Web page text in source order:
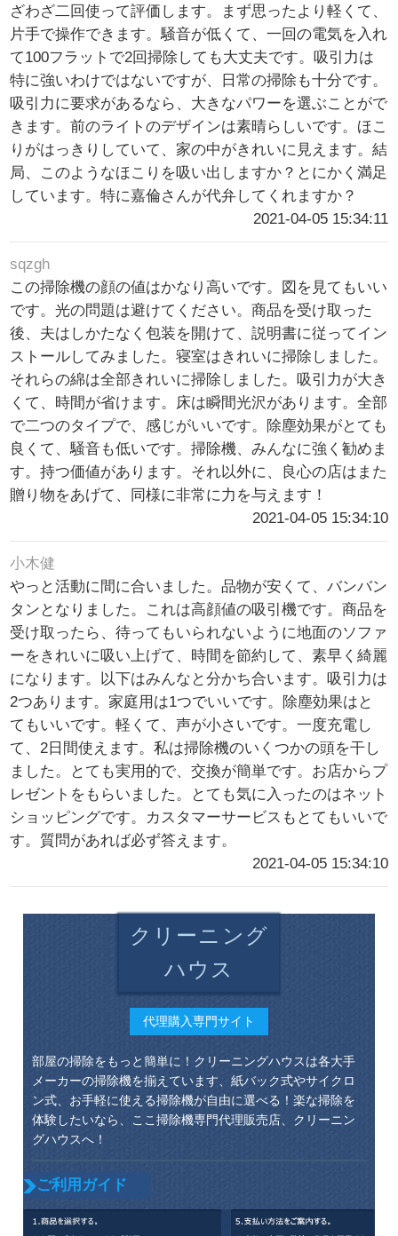
ざわざ二回使って評価します。まず思ったより軽くて、
片手で操作できます。騒音が低くて、一回の電気を入れ
て100フラットで2回掃除しても大丈夫です。吸引力は
特に強いわけではないですが、日常の掃除も十分です。
吸引力に要求があるなら、大きなパワーを選ぶことがで
きます。前のライトのデザインは素晴らしいです。ほこ
りがはっきりしていて、家の中がきれいに見えます。結
局、このようなほこりを吸い出しますか？とにかく満足
しています。特に嘉倫さんが代弁してくれますか？
2021-04-05 15:34:11
sqzgh
この掃除機の顔の値はかなり高いです。図を見てもいい
です。光の問題は避けてください。商品を受け取った
後、夫はしかたなく包装を開けて、説明書に従ってイン
ストールしてみました。寝室はきれいに掃除しました。
それらの綿は全部きれいに掃除しました。吸引力が大き
くて、時間が省けます。床は瞬間光沢があります。全部
で二つのタイプで、感じがいいです。除塵効果がとても
良くて、騒音も低いです。掃除機、みんなに強く勧めま
す。持つ価値があります。それ以外に、良心の店はまた
贈り物をあげて、同様に非常に力を与えます！
2021-04-05 15:34:10
小木健
やっと活動に間に合いました。品物が安くて、バンバン
タンとなりました。これは高顔値の吸引機です。商品を
受け取ったら、待ってもいられないように地面のソファ
ーをきれいに吸い上げて、時間を節約して、素早く綺麗
になります。以下はみんなと分かち合います。吸引力は
2つあります。家庭用は1つでいいです。除塵効果はと
てもいいです。軽くて、声が小さいです。一度充電し
て、2日間使えます。私は掃除機のいくつかの頭を干し
ました。とても実用的で、交換が簡単です。お店からプ
レゼントをもらいました。とても気に入ったのはネット
ショッピングです。カスタマーサービスもとてもいいで
す。質問があれば必ず答えます。
2021-04-05 15:34:10
クリーニング
ハウス
代理購入専門サイト
部屋の掃除をもっと簡単に！クリーニングハウスは各大手
メーカーの掃除機を揃えています、紙バック式やサイクロ
ン式、お手軽に使える掃除機が自由に選べる！楽な掃除を
体験したいなら、ここ掃除機専門代理販売店、クリーニン
グハウスへ！
ご利用ガイド